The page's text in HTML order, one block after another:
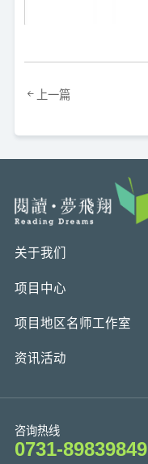
上一篇
关于我们
项目中心
项目地区名师工作室
资讯活动
咨询热线
0731-89839849